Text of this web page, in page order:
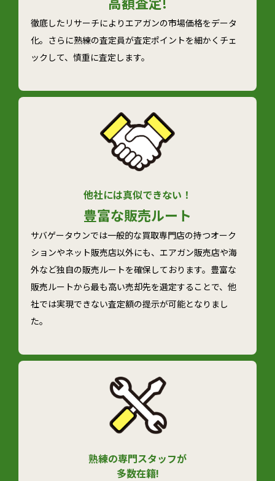
徹底したリサーチによりエアガンの市場価格をデータ
化。さらに熟練の査定員が査定ポイントを細かくチェ
ックして、慎重に査定します。
他社には真似できない！
豊富な販売ルート
サバゲータウンでは一般的な買取専門店の持つオーク
ションやネット販売店以外にも、エアガン販売店や海
外など独自の販売ルートを確保しております。豊富な
販売ルートから最も高い売却先を選定することで、他
社では実現できない査定額の提示が可能となりまし
た。
熟練の専門スタッフが
多数在籍!